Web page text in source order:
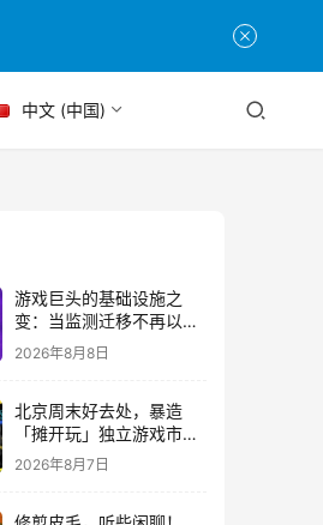
中文 (中国)
游戏巨头的基础设施之
变：当监测迁移不再以中
断为代价
2026年8月8日
北京周末好去处，暴造
「摊开玩」独立游戏市集
正式开票！
2026年8月7日